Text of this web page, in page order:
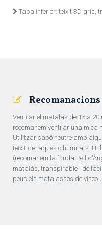
Tapa inferior: teixit 3D gris,
Recomanacions
Ventilar el matalàs de 15 a
recomanem ventilar una mica
Utilitzar sabó neutre amb
teixit de taques o humitats.
(recomanem la funda Pell
matalàs, transpirable i de
peus els matalassos de visco